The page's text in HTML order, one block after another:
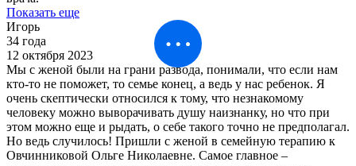
Показать еще
Игорь
34 года
12 октября 2023
Мы с женой были на грани развода, понимали, что если нам
кто-то не поможет, то семье конец, а ведь у нас ребенок. Я
очень скептически относился к тому, что незнакомому
человеку можно выворачивать душу наизнанку, но что при
этом можно еще и рыдать, о себе такого точно не предполагал.
Но ведь случилось! Пришли с женой в семейную терапию к
Овчинниковой Ольге Николаевне. Самое главное –